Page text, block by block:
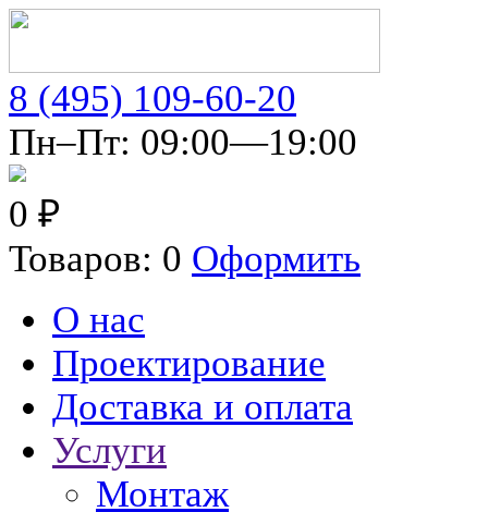
8 (495) 109-60-20
Пн–Пт: 09:00—19:00
0 ₽
Товаров: 0 Оформить
О нас
Проектирование
Доставка и оплата
Услуги
Монтаж